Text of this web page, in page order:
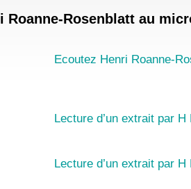
Roanne-Rosenblatt au
Ecoutez Henri Roanne-
Lecture d’un extrait par
Lecture d’un extrait par